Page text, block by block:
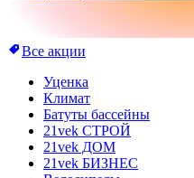
Все акции
Уценка
Климат
Батуты бассейны
21vek СТРОЙ
21vek ДОМ
21vek БИЗНЕС